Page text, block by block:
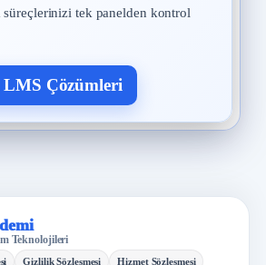
tek panelden kontrol
Çözümleri
Teknolojileri
Gizlilik Sözleşmesi Hizmet Sözleşmesi